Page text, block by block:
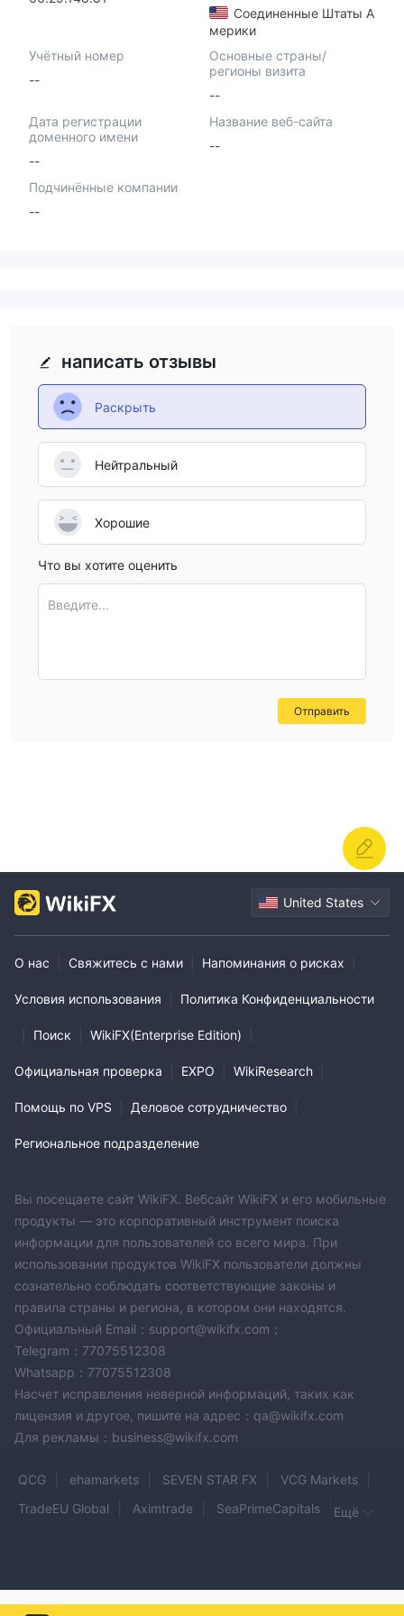
Соединенные Штаты А
мерики
Учётный номер
--
Основные страны/
регионы визита
--
Дата регистрации
доменного имени
--
Название веб-сайта
--
Подчинённые компании
--
написать отзывы
Раскрыть
Нейтральный
Хорошие
Что вы хотите оценить
Введите...
Отправить
United States
О нас Свяжитесь с нами Напоминания о рисках
Условия использования Политика Конфиденциальности
Поиск WikiFX(Enterprise Edition)
Официальная проверка EXPO WikiResearch
Помощь по VPS Деловое сотрудничество
Региональное подразделение
Вы посещаете сайт WikiFX. Вебсайт WikiFX и его мобильные
продукты — это корпоративный инструмент поиска
информации для пользователей со всего мира. При
использовании продуктов WikiFX пользователи должны
сознательно соблюдать соответствующие законы и
правила страны и региона, в котором они находятся.
Официальный Email：support@wikifx.com；
Telegram：77075512308
Whatsapp：77075512308
Насчет исправления неверной информаций, таких как
лицензия и другое, пишите на адрес：qa@wikifx.com
Для рекламы：business@wikifx.com
QCG ehamarkets SEVEN STAR FX
VCG Markets
TradeEU Global
Aximtrade
SeaPrimeCapitals
UbitMarkets
Big Boss FxRevenues SolvaPay
Ещё